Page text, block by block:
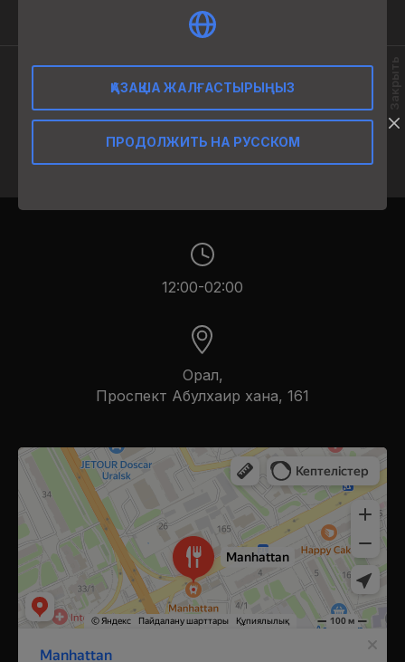
ӨНІМ СИПАТТАМАСЫ
12:00-02:00
Орал,
​Проспект Абулхаир хана, 161
Manhattan
Ресторан в Уральске
Кальян-бар в Уральске
ҚАЗАҚША ЖАЛҒАСТЫРЫҢЫЗ
ПРОДОЛЖИТЬ НА РУССКОМ